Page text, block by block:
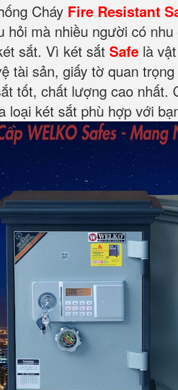
Cháy Fire Resistant
hỏi mà nhiều người có
sắt. Vì két sắt Safe là
tài sản, giấy tờ quan
tốt, chất lượng cao nhất.
loại két sắt phù hợp với